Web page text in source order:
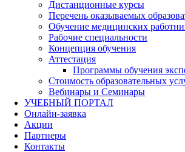
Дистанционные курсы
Перечень оказываемых
Обучение медицинских
Рабочие специальности
Концепция обучения
Аттестация
Программы обучения
Стоимость образовательных
Вебинары и Семинары
УЧЕБНЫЙ ПОРТАЛ
Онлайн-заявка
Акции
Партнеры
Контакты